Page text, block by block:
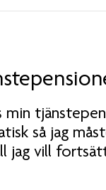
min
så jag
jag vill